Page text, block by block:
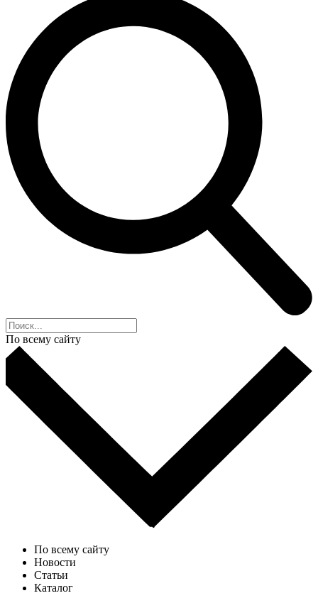
По всему сайту
По всему сайту
Новости
Статьи
Каталог